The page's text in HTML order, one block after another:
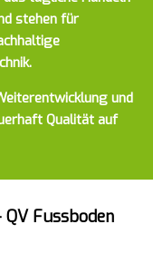
stehen für
und
Qualität auf
QV Fussboden